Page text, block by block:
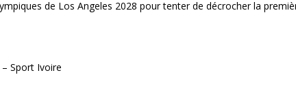
de Los Angeles 2028 pour tenter de décrocher la
Sport Ivoire